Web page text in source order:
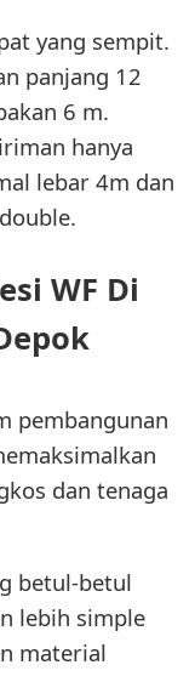
yang sempit.
panjang 12
6 m.
hanya
lebar 4m dan
WF Di
pembangunan
dan tenaga
betul-betul
lebih simple
material